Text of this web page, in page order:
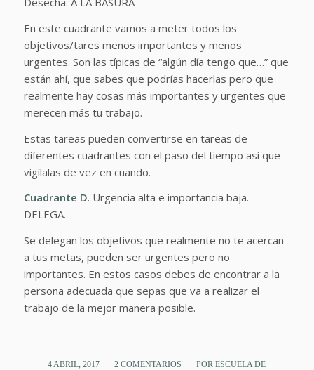
En este cuadrante vamos a meter todos los
objetivos/tares menos importantes y menos
urgentes. Son las típicas de “algún día tengo que…” que
están ahí, que sabes que podrías hacerlas pero que
realmente hay cosas más importantes y urgentes que
merecen más tu trabajo.
Estas tareas pueden convertirse en tareas de
diferentes cuadrantes con el paso del tiempo así que
vigílalas de vez en cuando.
Cuadrante D. Urgencia alta e importancia baja.
DELEGA.
Se delegan los objetivos que realmente no te acercan
a tus metas, pueden ser urgentes pero no
importantes. En estos casos debes de encontrar a la
persona adecuada que sepas que va a realizar el
trabajo de la mejor manera posible.
4 ABRIL, 2017
/ 2 COMENTARIOS
/ PORESCUELA DE